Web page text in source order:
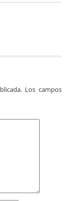
Los campos